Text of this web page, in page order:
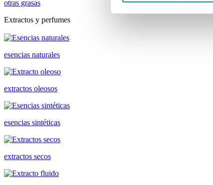
otras grasas
Extractos y perfumes
esencias naturales
extractos oleosos
esencias sintéticas
extractos secos